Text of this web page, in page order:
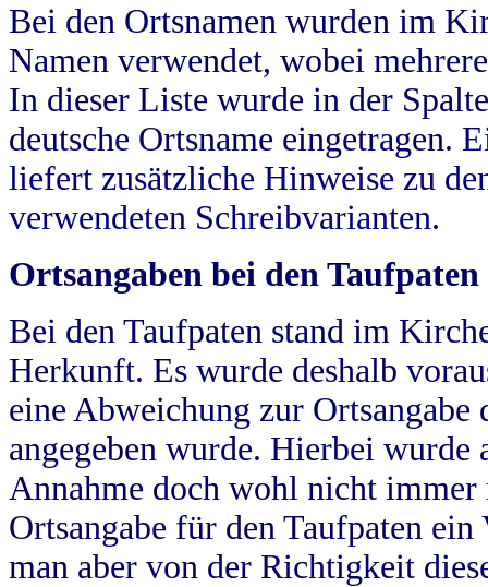
Bei den Ortsnamen wurden im
Namen verwendet, wobei
In dieser Liste wurde in der
deutsche Ortsname eingetragen.
liefert zusätzliche Hinweise zu
verwendeten Schreibvarianten.
Ortsangaben bei den Taufpaten
Bei den Taufpaten stand im
Herkunft. Es wurde deshalb
eine Abweichung zur
angegeben wurde. Hierbei wurde
Annahme doch wohl nicht
Ortsangabe für den Taufpaten
man aber von der Richtigkeit